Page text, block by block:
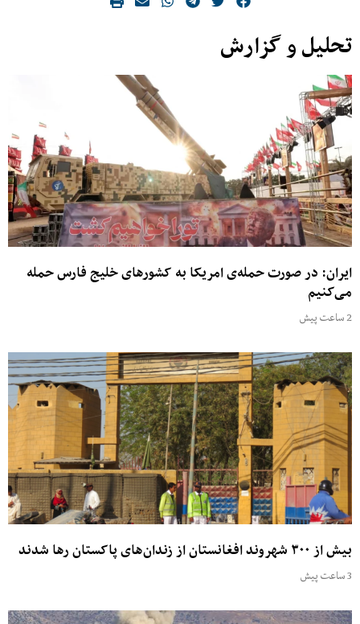
تحلیل و گزارش
ایران: در صورت حمله‌ی امریکا به کشورهای خلیج فارس حمله
می‌کنیم
2 ساعت پیش
بیش از ۳۰۰ شهروند افغانستان از زندان‌های پاکستان رها شدند
3 ساعت پیش